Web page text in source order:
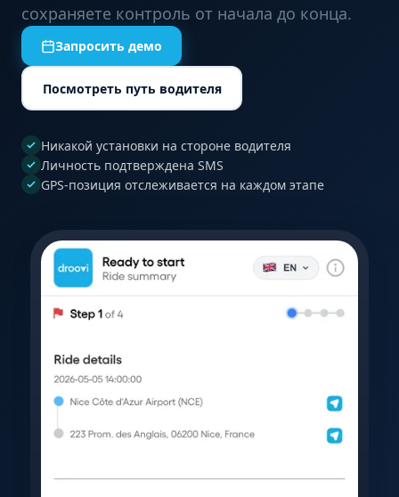
сохраняете контроль от начала до конца.
Запросить демо
Посмотреть путь водителя
Никакой установки на стороне водителя
Личность подтверждена SMS
GPS-позиция отслеживается на каждом этапе